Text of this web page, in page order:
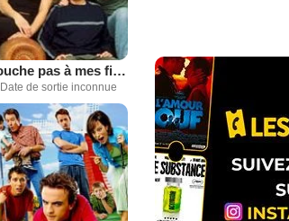
Touche pas à mes filles
Date de sortie inconnue